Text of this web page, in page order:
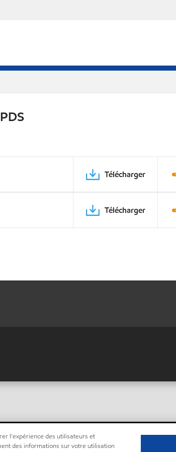
Télécharger
Télécharger
l'expérience des utilisateurs et
des informations sur votre utilisation